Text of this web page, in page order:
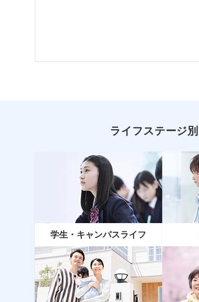
ライフステージ別
学生・キャンパスライフ
資産運用
NISA（ニーサ）とiDeCo（イデ